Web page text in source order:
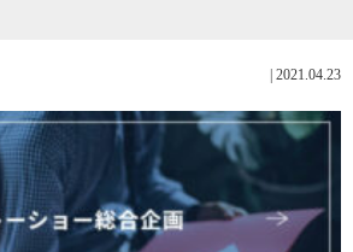
2021.04.23